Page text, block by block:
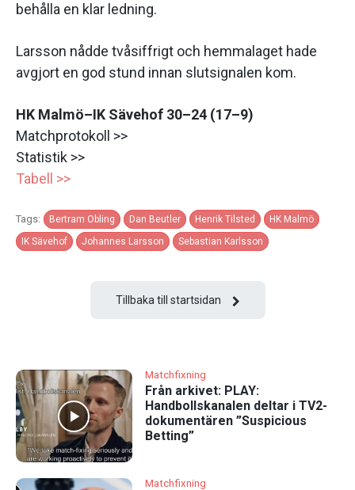
behålla en klar ledning.
Larsson nådde tvåsiffrigt och hemmalaget hade
avgjort en god stund innan slutsignalen kom.
HK Malmö–IK Sävehof 30–24 (17–9)
Matchprotokoll >>
Statistik >>
Tabell >>
Tags: Bertram Obling Dan Beutler Henrik Tilsted
HK Malmö
IK Sävehof
Johannes Larsson Sebastian Karlsson
Tillbaka till startsidan
Matchfixning
Från arkivet: PLAY:
Handbollskanalen deltar i TV2-
dokumentären ”Suspicious
Betting”
Matchfixning